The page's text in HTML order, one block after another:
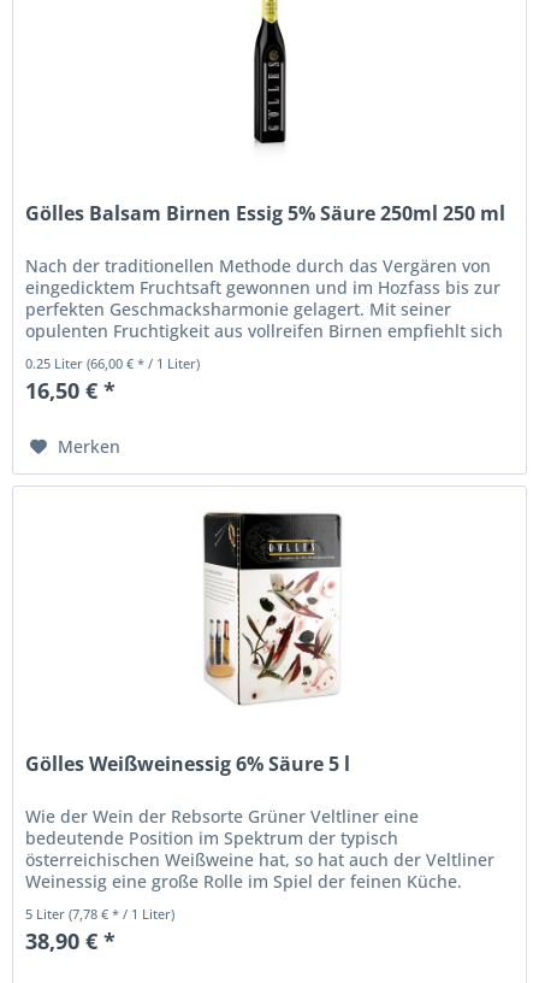
Gölles Balsam Birnen Essig 5% Säure 250ml 250 ml
Nach der traditionellen Methode durch das Vergären von
eingedicktem Fruchtsaft gewonnen und im Hozfass bis zur
perfekten Geschmacksharmonie gelagert. Mit seiner
opulenten Fruchtigkeit aus vollreifen Birnen empfiehlt sich
dieser...
0.25 Liter(66,00 € * / 1 Liter)
16,50 € *
Merken
Gölles Weißweinessig 6% Säure 5 l
Wie der Wein der Rebsorte Grüner Veltliner eine
bedeutende Position im Spektrum der typisch
österreichischen Weißweine hat, so hat auch der Veltliner
Weinessig eine große Rolle im Spiel der feinen Küche.
Fruchtigkeit, Eleganz und frische...
5 Liter(7,78 € * / 1 Liter)
38,90 € *